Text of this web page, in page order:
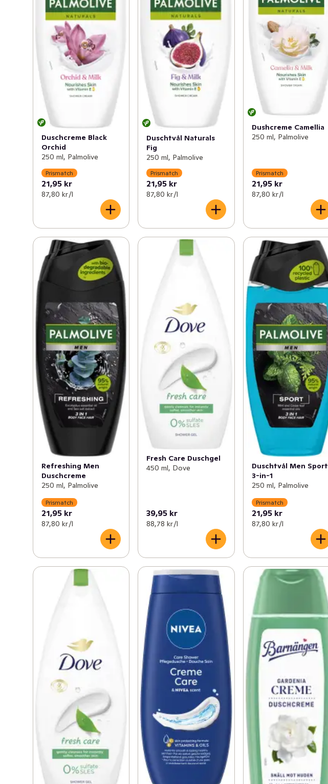
Duschcreme Black
Orchid
250 ml, Palmolive
Prismatch
21,95 kr
87,80 kr /l
Duschtvål Naturals
Fig
250 ml, Palmolive
Prismatch
21,95 kr
87,80 kr /l
Dushcreme Camellia
250 ml, Palmolive
Prismatch
21,95 kr
87,80 kr /l
Refreshing Men
Duschcreme
250 ml, Palmolive
Prismatch
21,95 kr
87,80 kr /l
Fresh Care Duschgel
450 ml, Dove
39,95 kr
88,78 kr /l
Duschtvål Men Sport
3-in-1
250 ml, Palmolive
Prismatch
21,95 kr
87,80 kr /l